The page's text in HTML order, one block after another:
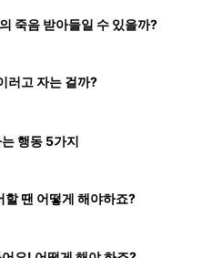
죽음 받아들일 수 있을까?
러고 자는 걸까?
행동 5가지
할 땐 어떻게 해야하죠?